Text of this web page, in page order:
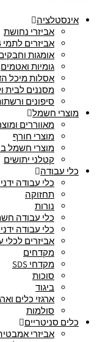
אינסטלציה
אביזרי נחושת
אביזרים לתמי 4
אומגות
גומיות ואטמים
אסלות מיכל
מסננים לבית
סיפונים
מוצרי חשמל
מאווררים
מוצרי חורף
מוצרי חשמל
קטלני יתושים
כלי עבודה
כלי עבודה
תחזוקה
נורות
כלי עבודה
כלי עבודה
אביזרים
מקדחים
מקדחי SDS
סוכות
ביגוד
ארגזי כלים
סולמות
כלים סניטריים
אביזרי